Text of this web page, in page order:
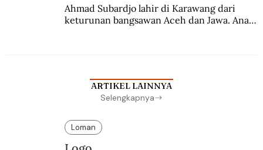
Ahmad Subardjo lahir di Karawang dari
keturunan bangsawan Aceh dan Jawa. Anak
ARTIKEL LAINNYA
Selengkapnya
Loman